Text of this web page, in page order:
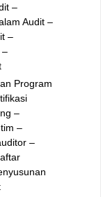
–
Audit –
–
–
Program
–
–
–